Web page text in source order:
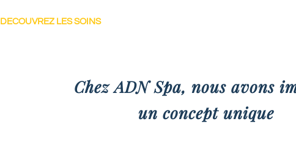
DECOUVREZ LES SOINS
Chez ADN Spa, nous avons
un concept unique